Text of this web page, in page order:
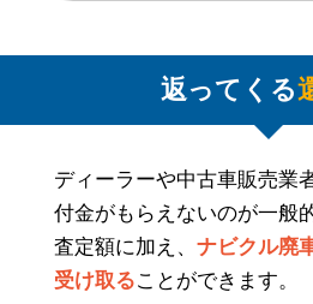
返ってくる
ディーラーや中古車販売業
付金がもらえないのが一般
査定額に加え、 ナビクル廃
受け取ることができます。